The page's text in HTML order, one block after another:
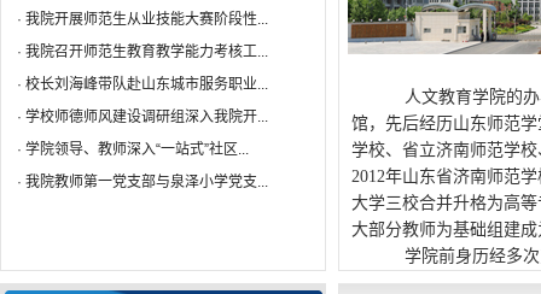
· 我院开展师范生从业技能大赛阶段性...
· 我院召开师范生教育教学能力考核工...
· 校长刘海峰带队赴山东城市服务职业...
· 学校师德师风建设调研组深入我院开...
· 学院领导、教师深入“一站式”社区...
· 我院教师第一党支部与泉泽小学党支...
人文教育学院的
馆，先后经历山东师范
学校、省立济南师范学
2012年山东省济南师范
大学三校合并升格为高
大部分教师为基础组建
学院前身历经多